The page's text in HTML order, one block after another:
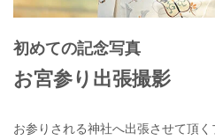
初めての記念写真
お宮参り出張撮影
お参りされる神社へ出張させて頂